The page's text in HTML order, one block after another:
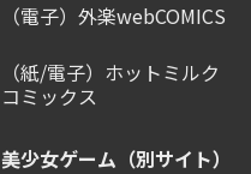
（電子）外楽webCOMICS
（紙/電子）ホットミルク
コミックス
美少女ゲーム（別サイト）